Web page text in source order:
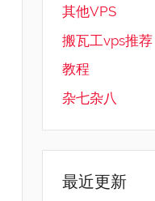
其他VPS
搬瓦工vps推荐
教程
杂七杂八
最近更新